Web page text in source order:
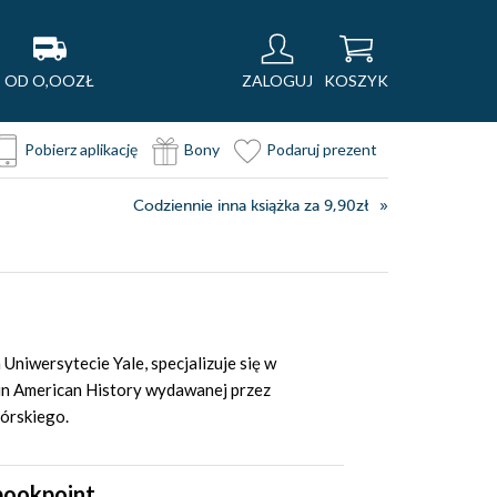
OD O,OOZŁ ZALOGUJ KOSZYK
Pobierz aplikację Bony Podaruj prezent
Codziennie inna książka za 9,90zł
Yale, specjalizuje się w
American History wydawanej przez